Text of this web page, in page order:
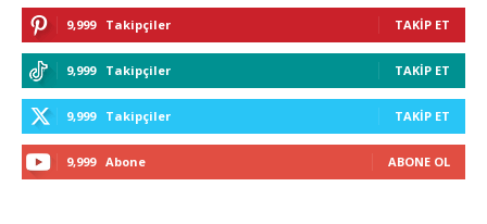
9,999 Takipçiler TAKIP ET
9,999 Takipçiler TAKIP ET
9,999 Takipçiler TAKIP ET
9,999 Abone ABONE OL